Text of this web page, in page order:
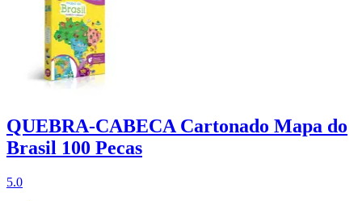
QUEBRA-CABECA Cartonado Mapa do
Brasil 100 Pecas
5.0